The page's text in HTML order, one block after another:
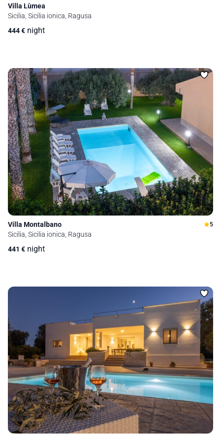
Villa Lùmea
Sicilia, Sicilia ionica, Ragusa
444€ night
Villa Montalbano 5
Sicilia, Sicilia ionica, Ragusa
441 € night